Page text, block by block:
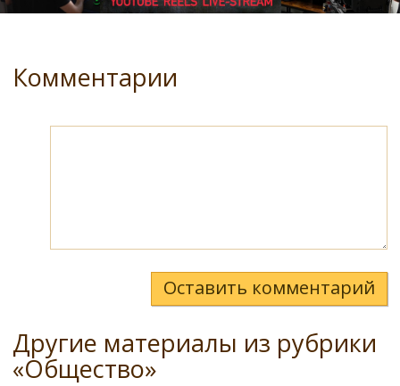
Комментарии
Оставить комментарий
Другие материалы из рубрики
«Общество»